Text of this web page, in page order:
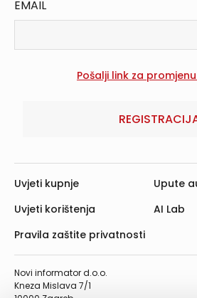
EMAIL
Novi informator d.o.o.
Kneza Mislava 7/1
Uvjeti kupnje
Uvjeti korištenja
Pravila zaštite privatnosti
Upute
AI Lab